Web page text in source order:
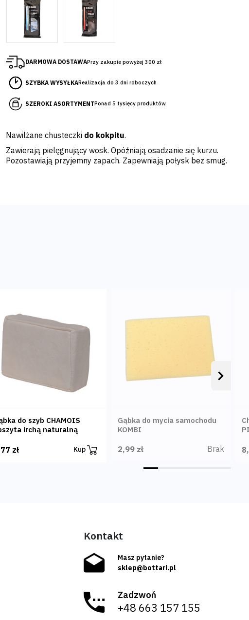
DARMOWA DOSTAWAPrzy zakupie powyżej 300 zł
SZYBKA WYSYŁKARealizacja do 3 dni roboczych
SZEROKI ASORTYMENTPonad 5 tysięcy produktów
Nawilżane chusteczki do kokpitu.
Zawierają pielęgnujący wosk. Opóźniają osadzanie się kurzu.
Pozostawiają przyjemny zapach. Zapewniają połysk bez smug.
do szyb CHAMOIS
irchą naturalną
zł Kup
Gąbka do mycia samochodu
KOMBI
2,99 zł Brak
Kontakt
Masz pytanie?
sklep@bottari.pl
Zadzwoń
+48 663 157 155